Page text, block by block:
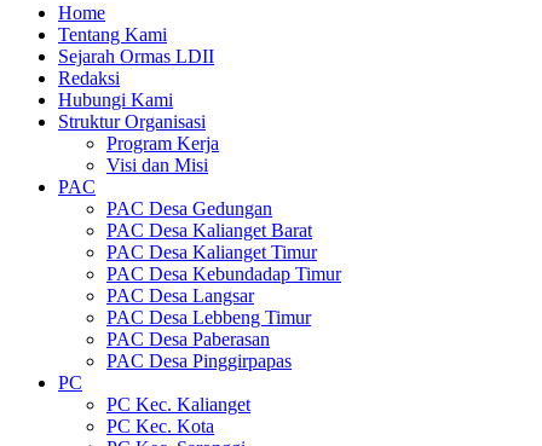
Home
Tentang Kami
Sejarah Ormas LDII
Redaksi
Hubungi Kami
Struktur Organisasi
Program Kerja
Visi dan Misi
PAC
PAC Desa Gedungan
PAC Desa Kalianget Barat
PAC Desa Kalianget Timur
PAC Desa Kebundadap Timur
PAC Desa Langsar
PAC Desa Lebbeng Timur
PAC Desa Paberasan
PAC Desa Pinggirpapas
PC
PC Kec. Kalianget
PC Kec. Kota